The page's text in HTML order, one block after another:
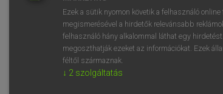
BELÉPÉS
Ezek a sütik nyomon követik a felhasználó
megismerésével a hirdetők relevánsabb
felhasználó hány alkalommal láthat egy
megoszthatják ezeket az információkat. Ezek
féltől származnak.
↓ 2 szolgáltatás